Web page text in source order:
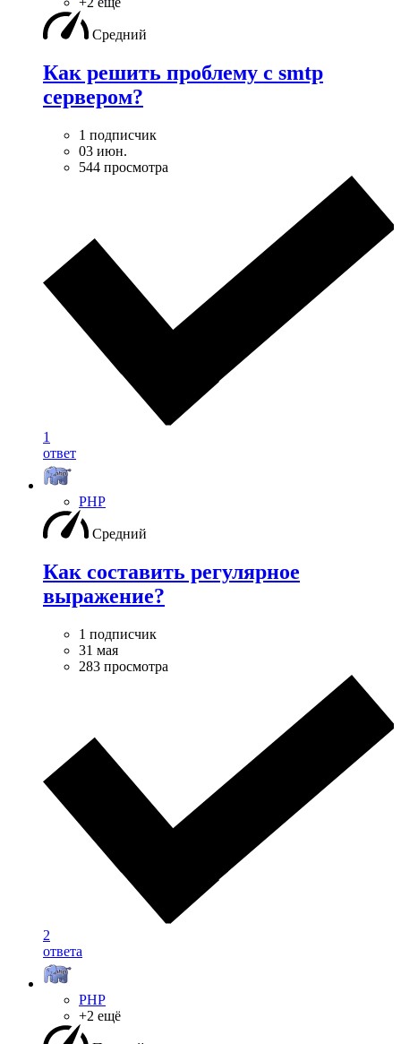
Средний
Как решить проблему с smtp
сервером?
1 подписчик
03 июн.
544 просмотра
1
ответ
PHP
Средний
Как составить регулярное
выражение?
1 подписчик
31 мая
283 просмотра
2
ответа
PHP
+2 ещё